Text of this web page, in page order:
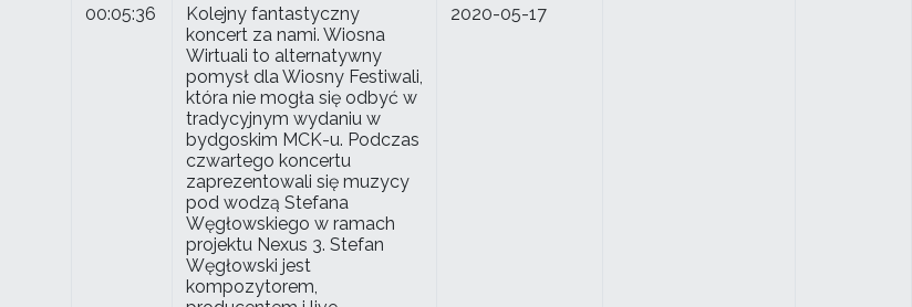
00:05:36
Kolejny fantastyczny
koncert za nami. Wiosna
Wirtuali to alternatywny
pomysł dla Wiosny Festiwali,
która nie mogła się odbyć w
tradycyjnym wydaniu w
bydgoskim MCK-u. Podczas
czwartego koncertu
zaprezentowali się muzycy
pod wodzą Stefana
Węgłowskiego w ramach
projektu Nexus 3. Stefan
Węgłowski jest
kompozytorem,
2020-05-17